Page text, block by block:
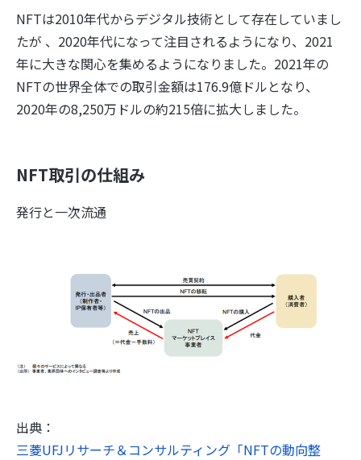
NFTは2010年代からデジタル技術として存在していまし
たが 、2020年代になって注目されるようになり、2021
年に大きな関心を集めるようになりました。2021年の
NFTの世界全体での取引金額は176.9億ドルとなり、
2020年の8,250万ドルの約215倍に拡大しました。
NFT取引の仕組み
発行と一次流通
出典：
三菱UFJリサーチ＆コンサルティング「NFTの動向整